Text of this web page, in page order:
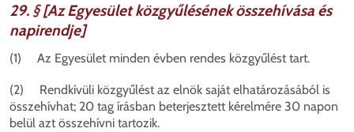
29. § [Az Egyesület közgyűlésének összehívása és
napirendje]
(1) Az Egyesület minden évben rendes közgyűlést tart.
(2) Rendkívüli közgyűlést az elnök saját elhatározásából is
összehívhat; 20 tag írásban beterjesztett kérelmére 30 napon
belül azt összehívni tartozik.